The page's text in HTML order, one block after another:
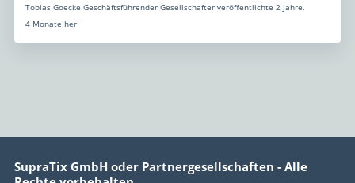
Tobias Goecke Geschäftsführender Gesellschafter veröffentlichte 2 Jahre,
4 Monate her
SupraTix GmbH oder Partnergesellschaften - Alle